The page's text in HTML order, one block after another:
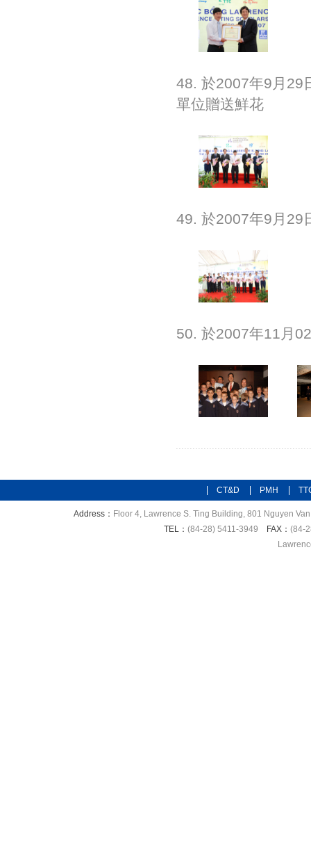
48. 於2007年9月29
單位贈送鮮花
49. 於2007年9月29
50. 於2007年11月
CT&D PMH
Address： Floor 4, Lawrence S. Ting Building, 801 Nguyen
TEL： (84-28) 5411-3949 FAX： (84-